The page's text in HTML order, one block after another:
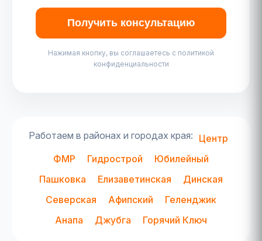
Получить консультацию
Нажимая кнопку, вы соглашаетесь с политикой
конфиденциальности
Работаем в районах и городах края: Центр
ФМР
Гидрострой
Юбилейный
Пашковка
Елизаветинская
Динская
Северская
Афипский
Геленджик
Анапа
Джубга Горячий Ключ